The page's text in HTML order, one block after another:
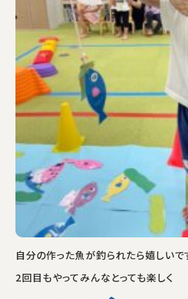
自分の作った魚が釣られたら嬉しいで
2回目もやってみんなとっても楽しく